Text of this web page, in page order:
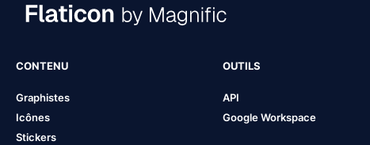
CONTENU
Graphistes
Icônes
Stickers
OUTILS
API
Google Workspace